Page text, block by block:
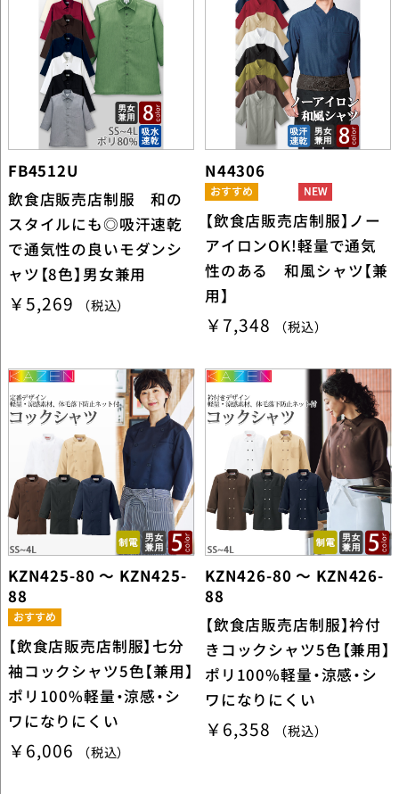
FB4512U
飲食店販売店制服 和の
スタイルにも◎吸汗速乾
で通気性の良いモダンシ
ャツ【8色】男女兼用
￥5,269 （税込）
N44306
【飲食店販売店制服】ノー
アイロンOK!軽量で通気
性のある 和風シャツ【兼
用】
￥7,348 （税込）
KZN425-80 ～ KZN425-
88
【飲食店販売店制服】七分
袖コックシャツ5色【兼用】
ポリ100%軽量・涼感・シ
ワになりにくい
￥6,006 （税込）
KZN426-80 ～ KZN426-
88
【飲食店販売店制服】衿付
きコックシャツ5色【兼用】
ポリ100%軽量・涼感・シ
ワになりにくい
￥6,358 （税込）